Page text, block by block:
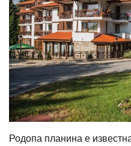
Родопа планина е